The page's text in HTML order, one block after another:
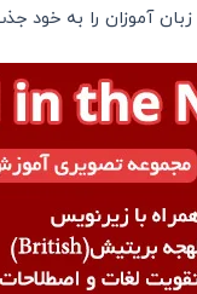
آموزان را به خود